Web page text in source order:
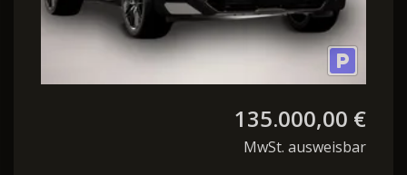
135.000,00 €
MwSt. ausweisbar